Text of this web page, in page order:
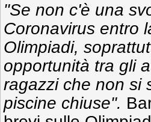
"Se non c'è una
Coronavirus entro
Olimpiadi,
opportunità tra gli
ragazzi che non si
piscine chiuse".